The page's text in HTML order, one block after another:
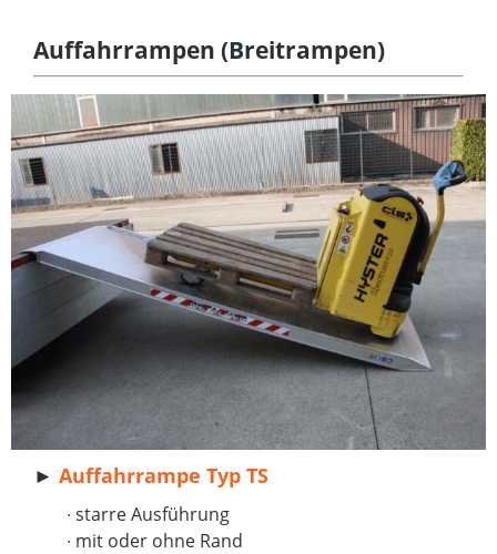
Auffahrrampen (Breitrampen)
► Auffahrrampe Typ TS
∙ starre Ausführung
∙ mit oder ohne Rand